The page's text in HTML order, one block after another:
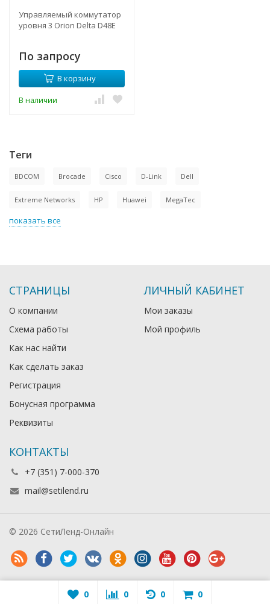
Управляемый коммутатор
уровня 3 Orion Delta D48E
По запросу
В корзину
В наличии
Теги
BDCOM Brocade Cisco D-Link Dell
Extreme Networks HP Huawei MegaTec
показать все
СТРАНИЦЫ
О компании
Схема работы
Как нас найти
Как сделать заказ
Регистрация
Бонусная программа
Реквизиты
ЛИЧНЫЙ КАБИНЕТ
Мои заказы
Мой профиль
КОНТАКТЫ
+7 (351) 7-000-370
mail@setilend.ru
© 2026 СетиЛенд-Онлайн
0 0 0 0